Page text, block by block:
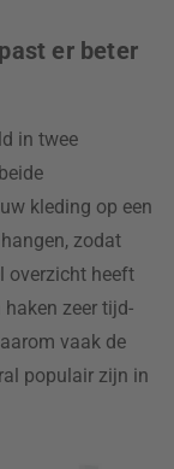
er beter
in twee
kleding op een
zodat
overzicht heeft
zeer tijd-
vaak de
populair zijn in